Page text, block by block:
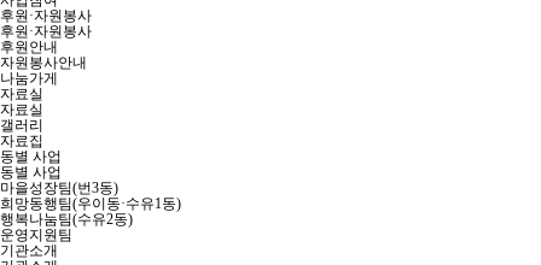
후원·자원봉사
후원·자원봉사
후원안내
자원봉사안내
나눔가게
자료실
자료실
갤러리
자료집
동별 사업
동별 사업
마을성장팀(번3동)
희망동행팀(우이동·수유1동)
행복나눔팀(수유2동)
운영지원팀
기관소개